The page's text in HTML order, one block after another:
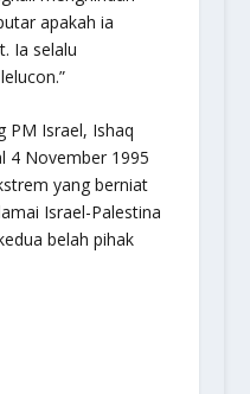
apakah ia
Ia selalu
PM Israel, Ishaq
4 November 1995
yang berniat
Israel-Palestina
belah pihak